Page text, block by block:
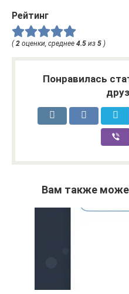
Рейтинг
( 2 оценки, среднее 4.5 из 5 )
Понравилась
Вам также